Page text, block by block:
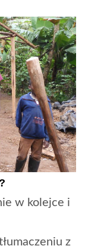
w kolejce i
z